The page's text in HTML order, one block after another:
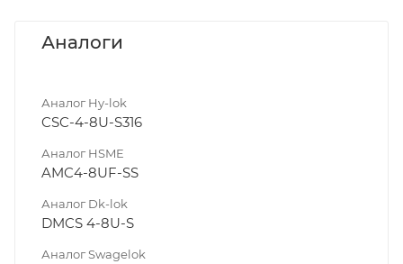
Аналоги
Аналог Hy-lok
CSC-4-8U-S316
Аналог HSME
AMC4-8UF-SS
Аналог Dk-lok
DMCS 4-8U-S
Аналог Swagelok